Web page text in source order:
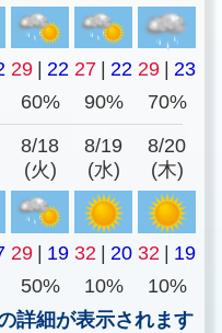
29 22 27 22 29
23
60% 90% 70%
8/18
(火)
8/19
(水)
8/20
(木)
29 19 32 20 32
19
50% 10%
10%
詳細が表示されます